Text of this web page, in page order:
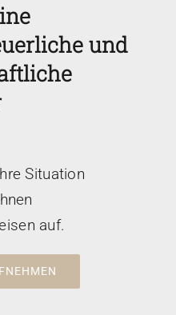
und
Situation
auf.